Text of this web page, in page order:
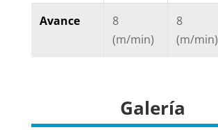
Avance
8
(m/min)
8
(m/min)
Galería